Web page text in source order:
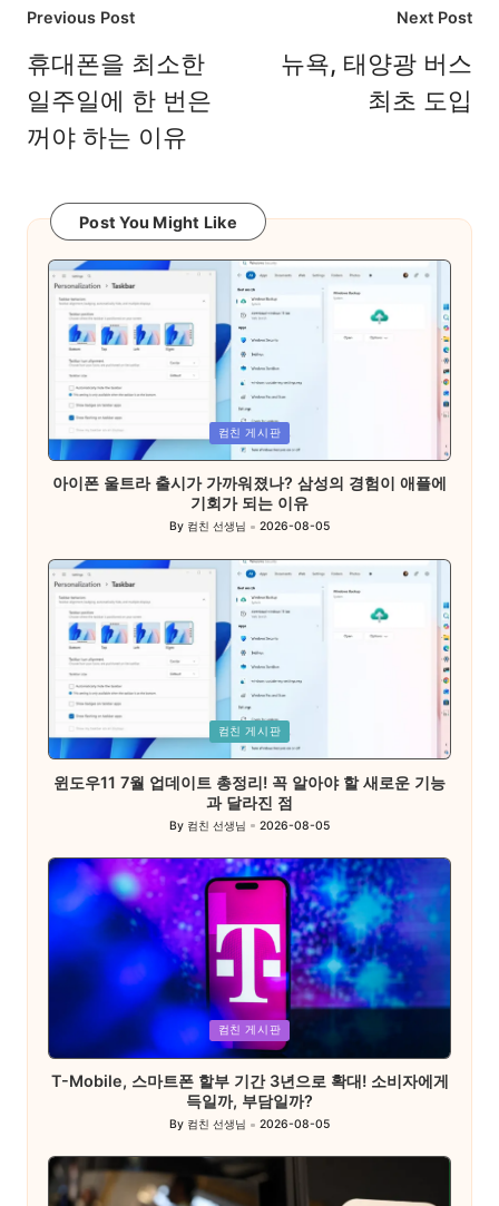
Post
navigation
Previous Post
휴대폰을 최소한
일주일에 한 번은
꺼야 하는 이유
Next Post
뉴욕, 태양광 버스
최초 도입
Post You Might Like
Posted
in
컴친 게시판
아이폰 울트라 출시가 가까워졌나? 삼성의 경험이 애플에
기회가 되는 이유
Posted
By 컴친 선생님 2026-08-05
Posted
in
컴친 게시판
윈도우11 7월 업데이트 총정리! 꼭 알아야 할 새로운 기능
과 달라진 점
Posted
By 컴친 선생님 2026-08-05
컴친 게시판
T-Mobile, 스마트폰 할부 기간 3년으로 확대! 소비자에게
득일까, 부담일까?
Posted
by
By 컴친 선생님 2026-08-05